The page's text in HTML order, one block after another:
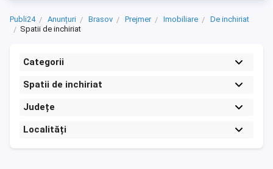
Publi24 Anunțuri Brasov Prejmer Imobiliare
De inchiriat
Spatii de inchiriat
Categorii
Spatii de inchiriat
Județe
Localități